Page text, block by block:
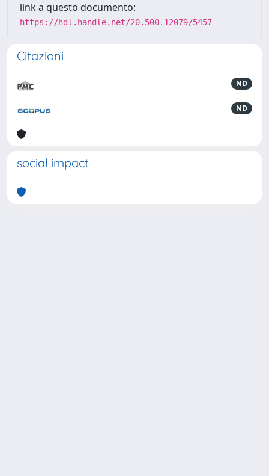
link a questo documento:
https://hdl.handle.net/20.500.12079/5457
Citazioni
ND
ND
social impact